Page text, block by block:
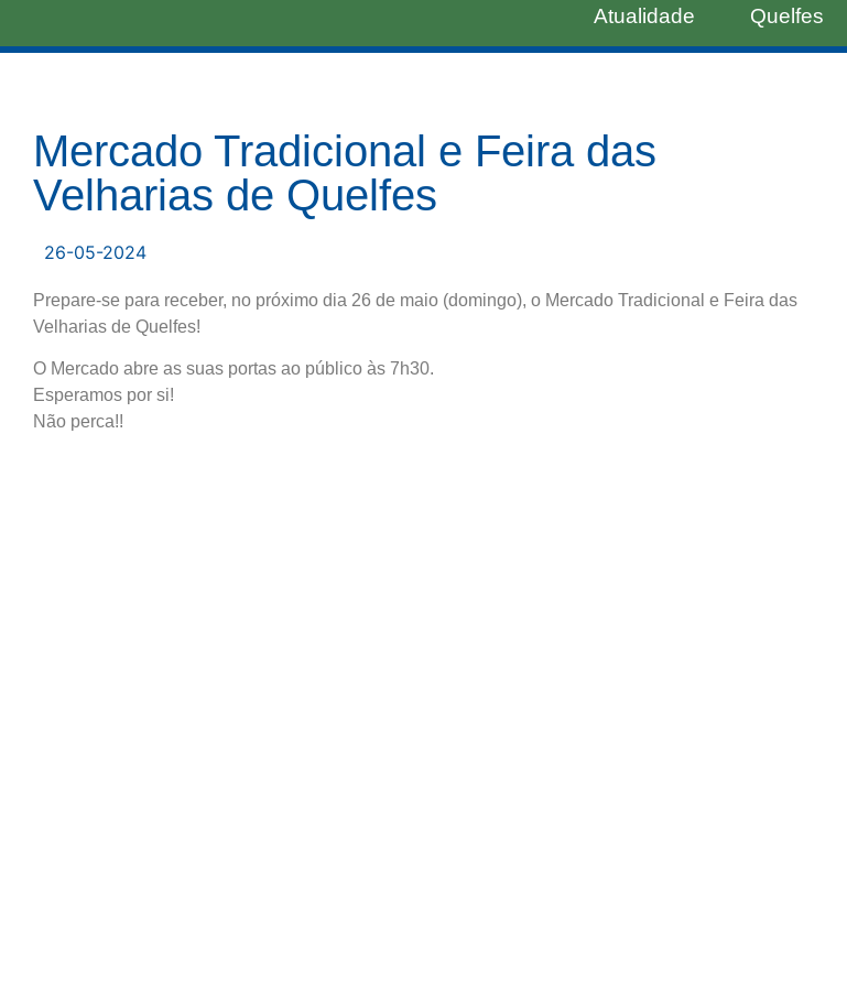
Atualidade Quelfes
Mercado Tradicional e Feira das
Velharias de Quelfes
26-05-2024
Prepare-se para receber, no próximo dia 26 de maio (domingo), o Mercado Tradicional e Feira das
Velharias de Quelfes!
O Mercado abre as suas portas ao público às 7h30.
Esperamos por si!
Não perca!!